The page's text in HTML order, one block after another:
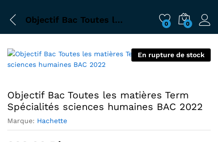
Objectif Bac Toutes les matières Term Spécialités sciences humaines BAC 2022 0 0
En rupture de stock
Objectif Bac Toutes les matières Term
Spécialités sciences humaines BAC 2022
Marque: Hachette